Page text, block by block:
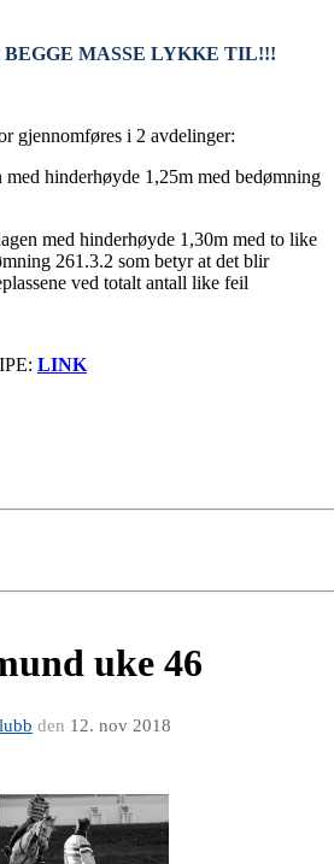
MASSE LYKKE TIL!!!
gjennomføres i 2 avdelinger:
med hinderhøyde 1,25m med bedømning
med hinderhøyde 1,30m med to like
261.3.2 som betyr at det blir
ved totalt antall like feil
LINK
uke 46
den 12. nov 2018